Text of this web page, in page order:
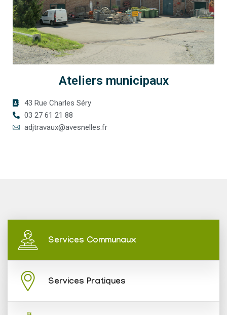
Ateliers municipaux
43 Rue Charles Séry
03 27 61 21 88
adjtravaux@avesnelles.fr
Services Communaux
Services Pratiques